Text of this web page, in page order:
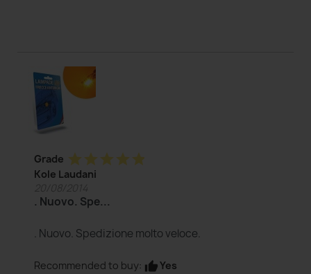
Grade star star star star star
Kole Laudani
. Nuovo. Spe...
. Nuovo. Spedizione molto veloce.
Recommended to buy: thumb_upYes